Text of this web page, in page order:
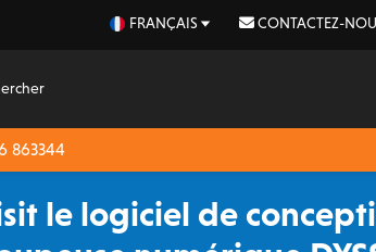
FRANÇAIS CONTACTEZ-
863344
le logiciel de